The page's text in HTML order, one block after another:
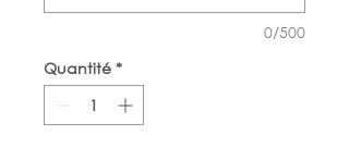
0/500
Quantité *